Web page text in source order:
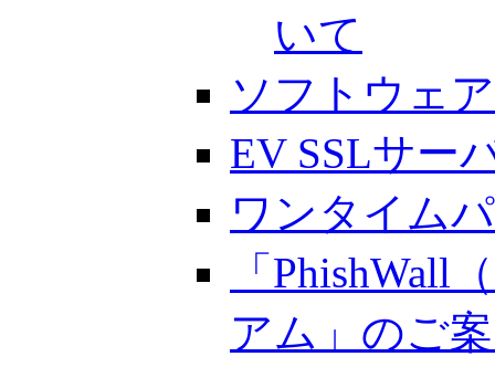
いて
ソフトウェ
EV SSLサー
ワンタイム
「
アム」のご